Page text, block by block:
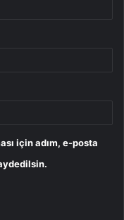
için adım, e-posta